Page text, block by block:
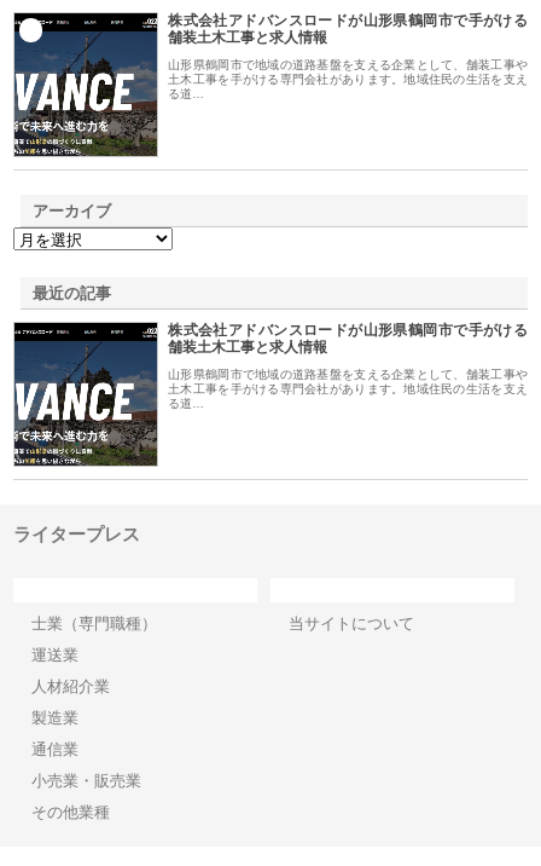
株式会社アドバンスロードが山形県鶴岡市で手がける
舗装土木工事と求人情報
山形県鶴岡市で地域の道路基盤を支える企業として、舗装工事や
土木工事を手がける専門会社があります。地域住民の生活を支え
る道…
アーカイブ
最近の記事
株式会社アドバンスロードが山形県鶴岡市で手がける
舗装土木工事と求人情報
山形県鶴岡市で地域の道路基盤を支える企業として、舗装工事や
土木工事を手がける専門会社があります。地域住民の生活を支え
る道…
ライタープレス
士業（専門職種）
運送業
人材紹介業
製造業
通信業
小売業・販売業
その他業種
当サイトについて